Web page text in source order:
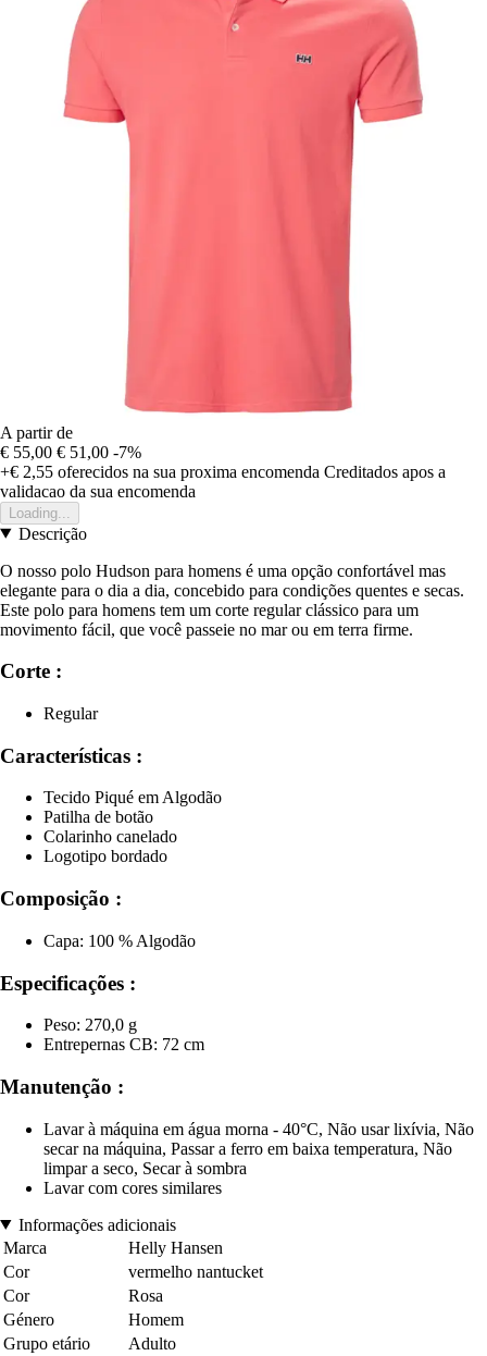
A partir de
€ 55,00 € 51,00 -7%
+€ 2,55 oferecidos na sua proxima encomenda Creditados apos a
validacao da sua encomenda
Loading...
Descrição
O nosso polo Hudson para homens é uma opção confortável mas
elegante para o dia a dia, concebido para condições quentes e secas.
Este polo para homens tem um corte regular clássico para um
movimento fácil, que você passeie no mar ou em terra firme.
Corte :
Regular
Características :
Tecido Piqué em Algodão
Patilha de botão
Colarinho canelado
Logotipo bordado
Composição :
Capa: 100 % Algodão
Especificações :
Peso: 270,0 g
Entrepernas CB: 72 cm
Manutenção :
Lavar à máquina em água morna - 40°C, Não usar lixívia, Não
secar na máquina, Passar a ferro em baixa temperatura, Não
limpar a seco, Secar à sombra
Lavar com cores similares
Informações adicionais
Marca
Helly Hansen
Cor
vermelho nantucket
Cor
Rosa
Género
Homem
Grupo etário
Adulto